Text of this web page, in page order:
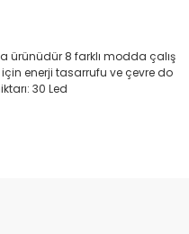
ürünüdür 8 farklı modda çalış
enerji tasarrufu ve çevre do
30 Led